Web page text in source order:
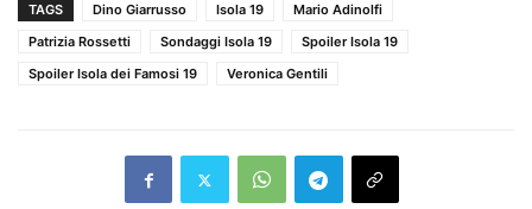
TAGS Dino Giarrusso Isola 19
Mario Adinolfi
Patrizia Rossetti
Sondaggi Isola 19
Spoiler Isola 19
Spoiler Isola dei Famosi 19
Veronica Gentili